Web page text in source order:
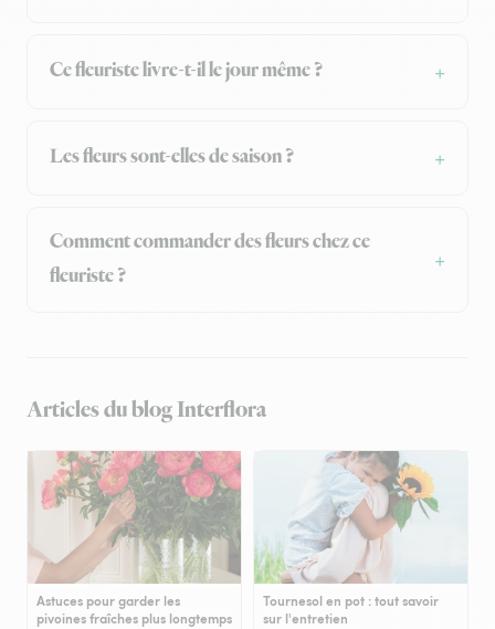
Ce fleuriste livre-t-il le jour même ?
Les fleurs sont-elles de saison ?
Comment commander des fleurs chez ce
fleuriste ?
Articles du blog Interflora
Astuces pour garder les
pivoines fraîches plus longtemps
Tournesol en pot : tout savoir
sur l'entretien